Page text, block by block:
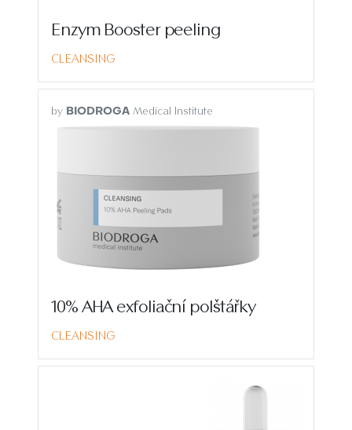
Enzym Booster peeling
CLEANSING
by BIODROGA Medical Institute
10% AHA exfoliační polštářky
CLEANSING